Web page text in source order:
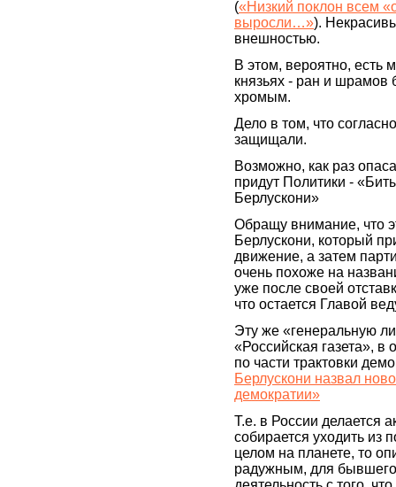
(«Низкий поклон всем
выросли…»).
внешностью.
В этом, вероятно, есть
князьях - ран и
хромым.
Дело в том, что
защищали.
Возможно, как раз
придут Политики -
Берлускони»
Обращу внимание, что
Берлускони, который
движение, а затем
очень похоже на
уже после своей
что остается Главой
Эту же «генеральную
«Российская газета», в
по части трактовки
Берлускони назвал
демократии»
Т.е. в России делается
собирается уходить из
целом на планете, то
радужным, для